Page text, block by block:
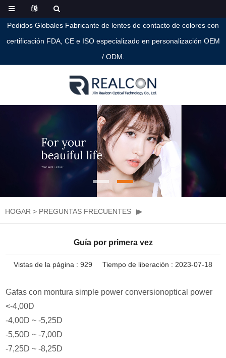
Pedidos Globales Fabricante de lentes de contacto de colores con
certificación FDA, CE e ISO especializado en personalización OEM
/ ODM.
HOGAR > PREGUNTAS FRECUENTES
Guía por primera vez
Vistas de la página : 929 Tiempo de liberación : 2023-07-18
Gafas con montura simple power conversionoptical power
<-4,00D
-4,00D ~ -5,25D
-5,50D ~ -7,00D
-7,25D ~ -8,25D